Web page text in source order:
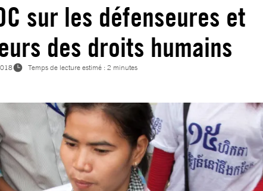
sur les défenseures et
des droits humains
Temps de lecture estimé : 2 minutes